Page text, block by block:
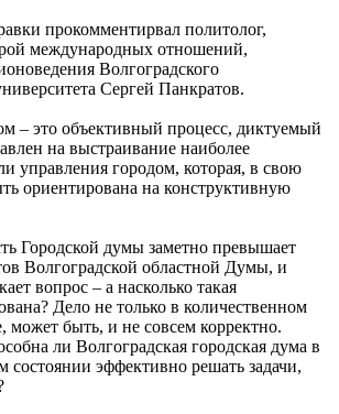
прокомментирвал политолог,
международных отношений,
Волгоградского
Сергей Панкратов.
– это объективный процесс, диктуемый
на выстраивание наиболее
управления городом, которая, в свою
ориентирована на конструктивную
Городской думы заметно превышает
Волгоградской областной Думы, и
вопрос – а насколько такая
Дело не только в количественном
может быть, и не совсем корректно.
ли Волгоградская городская дума в
эффективно решать задачи,